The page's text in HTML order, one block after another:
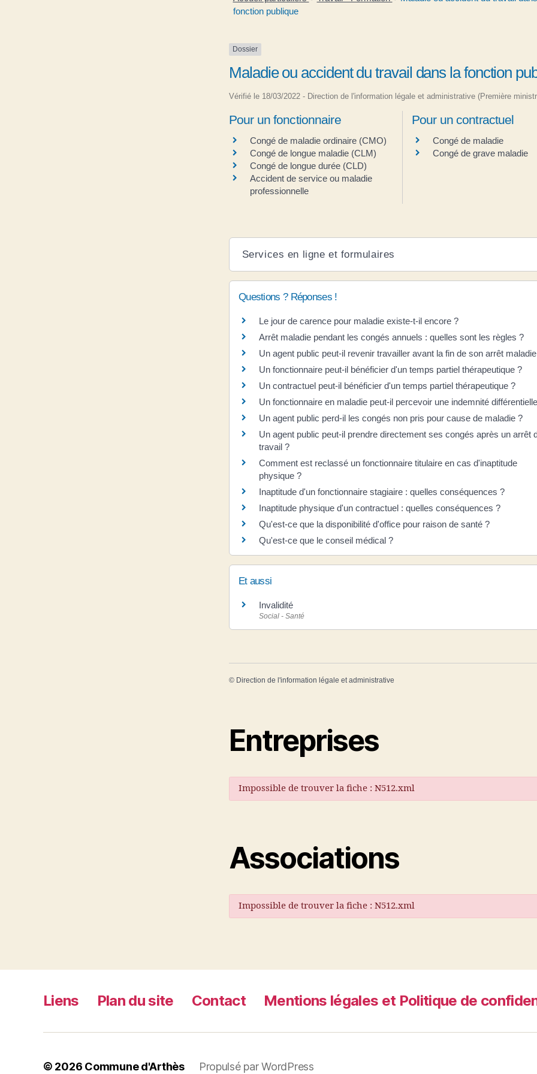
fonction publique
Dossier
Maladie ou accident du travail dans la fonction
Vérifié le 18/03/2022 - Direction de l'information légale et administrative (Première
Pour un fonctionnaire
Congé de maladie ordinaire (CMO)
Congé de longue maladie (CLM)
Congé de longue durée (CLD)
Accident de service ou maladie
professionnelle
Pour un contractuel
Congé de maladie
Congé de grave maladie
Services en ligne et formulaires
Questions ? Réponses !
Le jour de carence pour maladie existe-t-il encore ?
Arrêt maladie pendant les congés annuels : quelles sont les règles ?
Un agent public peut-il revenir travailler avant la fin de son arrêt
Un fonctionnaire peut-il bénéficier d'un temps partiel thérapeutique ?
Un contractuel peut-il bénéficier d'un temps partiel thérapeutique ?
Un fonctionnaire en maladie peut-il percevoir une indemnité
Un agent public perd-il les congés non pris pour cause de maladie ?
Un agent public peut-il prendre directement ses congés après un arrêt
travail ?
Comment est reclassé un fonctionnaire titulaire en cas d'inaptitude
physique ?
Inaptitude d'un fonctionnaire stagiaire : quelles conséquences ?
Inaptitude physique d'un contractuel : quelles conséquences ?
Qu'est-ce que la disponibilité d'office pour raison de santé ?
Qu'est-ce que le conseil médical ?
Et aussi
Invalidité
Social - Santé
© Direction de l'information légale et administrative
Entreprises
Impossible de trouver la fiche : N512.xml
Associations
Impossible de trouver la fiche : N512.xml
Liens Plan du site Contact Mentions légales et Politique de
© 2026 Commune d'Arthès Propulsé par WordPress